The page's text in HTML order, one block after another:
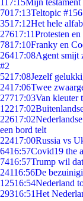
117:15Mijn testament
7017:13Teltopic
3517:12Het hele
27617:11Protesten
7817:10Franky en
26417:08Agent smijt
#2
5217:08Jezelf
2417:06Twee
27717:03Van kleuter
12217:02
22617:02
een bord telt
22417:00Russia vs
6416:57Covid19 the
7416:57Trump wil
24116:56De
12516:54Nederland
29316:51Het